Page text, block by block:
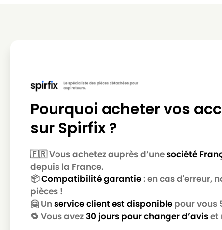
MIELE
MIELE
MIELE ALLERGY CONTROL 700
MIELE
MIELE ALLERGY CONTROL 800
MIELE
MIELE ALLERGY CONTROL BR
MIELE
MIELE ALLERGY CONTROL PL
MIELE
MIELE ALLERGY CONTROL PLUS
MIELE
MIELE ALLERGY CONTROL PLUSS500
MIELE ALLERGY CONTROL PLUSS600
Pourquoi acheter vos
sur Spirfix ?
🇫🇷 Vous achetez auprès d’unesociété
depuis la France.
📦Compatibilité garantie: en cas d'erreur,
pièces !
🤗 Un service client est disponible pour vous
🔁 Vous avez30 jours pour changer d’aviset